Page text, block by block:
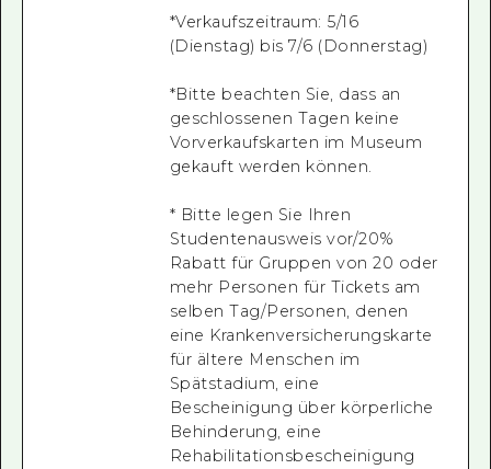
*Verkaufszeitraum: 5/16
(Dienstag) bis 7/6 (Donnerstag)
*Bitte beachten Sie, dass an
geschlossenen Tagen keine
Vorverkaufskarten im Museum
gekauft werden können.
* Bitte legen Sie Ihren
Studentenausweis vor/20%
Rabatt für Gruppen von 20 oder
mehr Personen für Tickets am
selben Tag/Personen, denen
eine Krankenversicherungskarte
für ältere Menschen im
Spätstadium, eine
Bescheinigung über körperliche
Behinderung, eine
Rehabilitationsbescheinigung